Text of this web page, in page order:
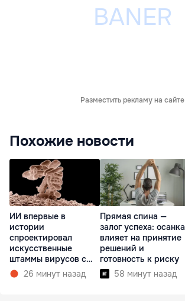
Разместить рекламу на сайте
Похожие новости
ИИ впервые в
истории
спроектировал
искусственные
штаммы вирусов с
нуля26 минут назад
Прямая спина —
залог успеха: осанка
влияет на принятие
решений и
готовность к риску
58 минут назад